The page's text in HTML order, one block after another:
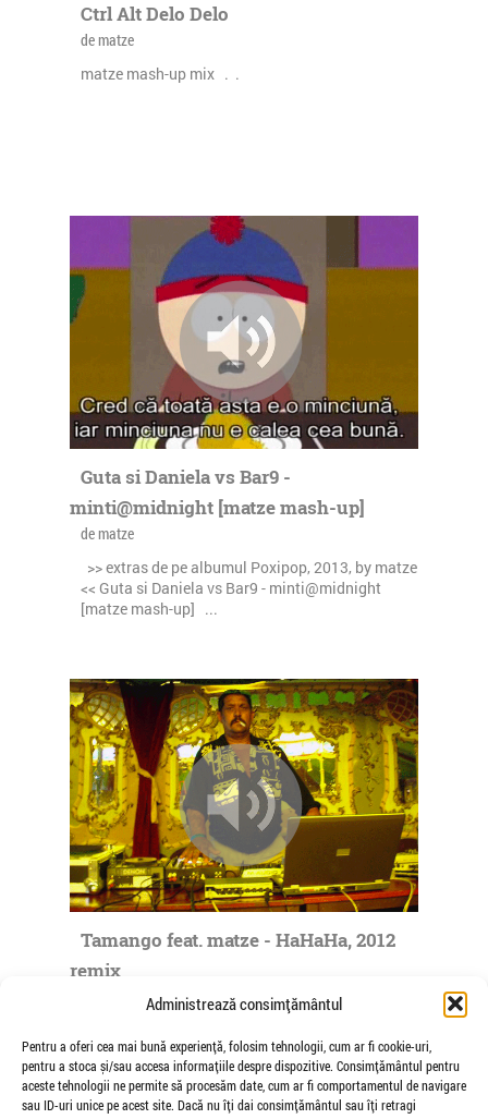
Administrează consimțământul
Pentru a oferi cea mai bună experiență, folosim tehnologii, cum ar fi cookie-uri,
pentru a stoca și/sau accesa informațiile despre dispozitive. Consimțământul pentru
aceste tehnologii ne permite să procesăm date, cum ar fi comportamentul de navigare
sau ID-uri unice pe acest site. Dacă nu îți dai consimțământul sau îți retragi
Ctrl Alt Delo Delo
de matze
matze mash-up mix . .
Guta si Daniela vs Bar9 -
minti@midnight [matze mash-up]
de matze
>> extras de pe albumul Poxipop, 2013, by matze
<< Guta si Daniela vs Bar9 - minti@midnight
[matze mash-up] ...
Tamango feat. matze - HaHaHa, 2012
remix